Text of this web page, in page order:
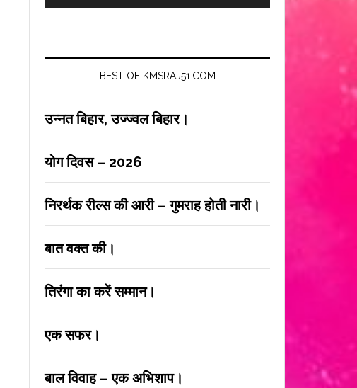
BEST OF KMSRAJ51.COM
उन्नत बिहार, उज्ज्वल बिहार।
योग दिवस – 2026
निरर्थक रील्स की आरी – गुमराह होती नारी।
बात वक्त की।
तिरंगा का करें सम्मान।
एक सफर।
बाल विवाह – एक अभिशाप।